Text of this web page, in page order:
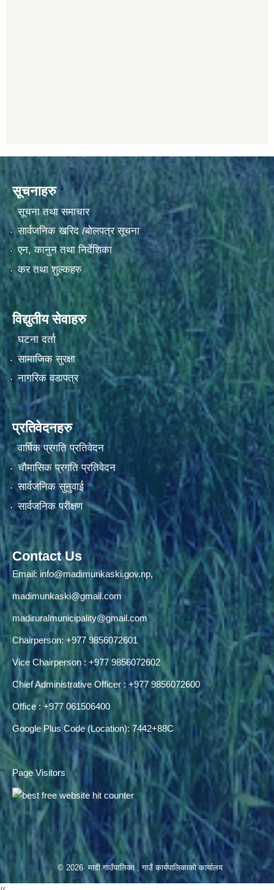
सूचनाहरु
सूचना तथा समाचार
सार्वजनिक खरिद /बोलपत्र सूचना
एन, कानुन तथा निर्देशिका
कर तथा शुल्कहरु
विद्युतीय सेवाहरु
घटना दर्ता
सामाजिक सुरक्षा
नागरिक वडापत्र
प्रतिवेदनहरु
वार्षिक प्रगति प्रतिवेदन
चौमासिक प्रगति प्रतिवेदन
सार्वजनिक सुनुवाई
सार्वजनिक परीक्षण
Contact Us
Email: info@madimunkaski.gov.np,
madimunkaski@gmail.com
madiruralmunicipality@gmail.com
Chairperson: +977 9856072601
Vice Chairperson : +977 9856072602
Chief Administrative Officer : +977 9856072600
Office : +977 061506400
Google Plus Code (Location): 7442+88C
Page Visitors
© 2026 मादी गाउँपालिका , गाउँ कार्यपालिकाको कार्यालय